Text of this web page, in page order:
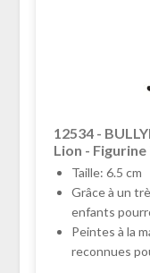
12534 -
Lion -
Taille: 6.5 cm
Grâce à un
enfants
Peintes à la
reconnues